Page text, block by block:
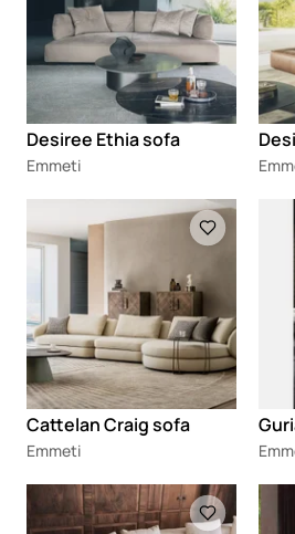
Desiree Ethia sofa
Emmeti
Cattelan Craig sofa
Emmeti
Loading